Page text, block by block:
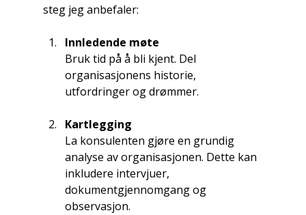
steg jeg anbefaler:
Innledende møte
Bruk tid på å bli kjent. Del
organisasjonens historie,
utfordringer og drømmer.
Kartlegging
La konsulenten gjøre en grundig
analyse av organisasjonen. Dette kan
inkludere intervjuer,
dokumentgjennomgang og
observasjon.